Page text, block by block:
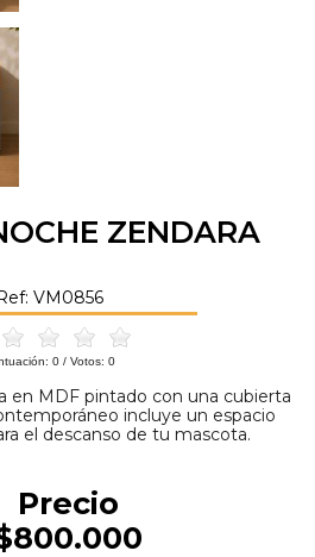
ZENDARA
VM0856
0 / Votos: 0
en MDF pintado con una cubierta
incluye un espacio
el descanso de tu mascota.
Precio